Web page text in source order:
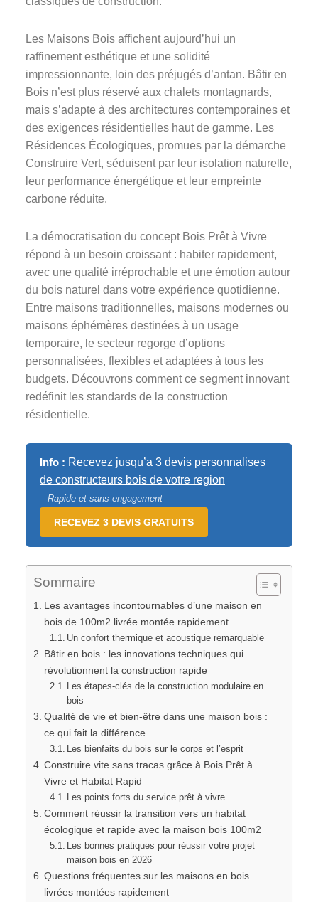
Les Maisons Bois affichent aujourd’hui un
raffinement esthétique et une solidité
impressionnante, loin des préjugés d’antan. Bâtir en
Bois n’est plus réservé aux chalets montagnards,
mais s’adapte à des architectures contemporaines et
des exigences résidentielles haut de gamme. Les
Résidences Écologiques, promues par la démarche
Construire Vert, séduisent par leur isolation naturelle,
leur performance énergétique et leur empreinte
carbone réduite.
La démocratisation du concept Bois Prêt à Vivre
répond à un besoin croissant : habiter rapidement,
avec une qualité irréprochable et une émotion autour
du bois naturel dans votre expérience quotidienne.
Entre maisons traditionnelles, maisons modernes ou
maisons éphémères destinées à un usage
temporaire, le secteur regorge d’options
personnalisées, flexibles et adaptées à tous les
budgets. Découvrons comment ce segment innovant
redéfinit les standards de la construction
résidentielle.
Info : Recevez jusqu’a 3 devis personnalises
de constructeurs bois de votre region
– Rapide et sans engagement –
RECEVEZ 3 DEVIS GRATUITS
Sommaire
Les avantages incontournables d’une maison en
bois de 100m2 livrée montée rapidement
Un confort thermique et acoustique remarquable
Bâtir en bois : les innovations techniques qui
révolutionnent la construction rapide
Les étapes-clés de la construction modulaire en
bois
Qualité de vie et bien-être dans une maison bois :
ce qui fait la différence
Les bienfaits du bois sur le corps et l’esprit
Construire vite sans tracas grâce à Bois Prêt à
Vivre et Habitat Rapid
Les points forts du service prêt à vivre
Comment réussir la transition vers un habitat
écologique et rapide avec la maison bois 100m2
Les bonnes pratiques pour réussir votre projet
maison bois en 2026
Questions fréquentes sur les maisons en bois
livrées montées rapidement